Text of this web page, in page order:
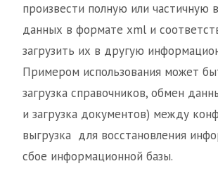
произвести полную или частичную
данных в формате xml и
загрузить их в другую
Примером использования может
загрузка справочников, обмен
и загрузка документов) между
выгрузка для восстановления
сбое информационной базы.